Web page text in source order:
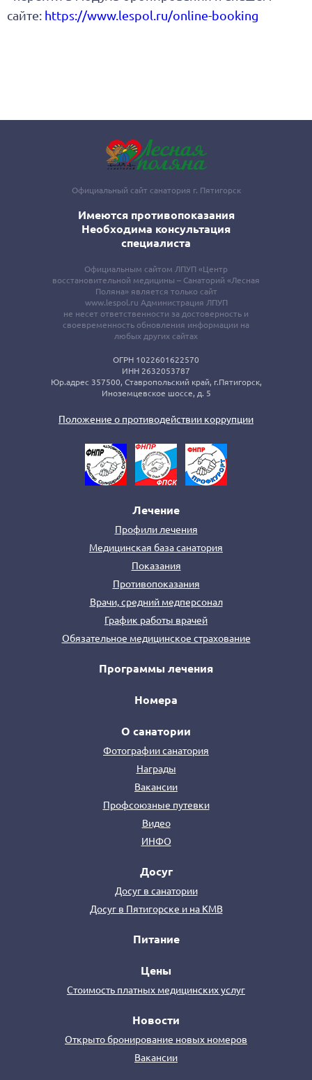
сайте: https://www.lespol.ru/online-booking
Официальный сайт санатория г. Пятигорск
Имеются противопоказания
Необходима консультация
специалиста
Официальным сайтом ЛПУП «Центр
восстановительной медицины – Санаторий «Лесная
Поляна» является только сайт
www.lespol.ru Администрация ЛПУП
не несет ответственности за достоверность и
своевременность обновления информации на
любых других сайтах
ОГРН 1022601622570
ИНН 2632053787
Юр.адрес 357500, Ставропольский край, г.Пятигорск,
Иноземцевское шоссе, д. 5
Положение о противодействии коррупции
Лечение
Профили лечения
Медицинская база санатория
Показания
Противопоказания
Врачи, средний медперсонал
График работы врачей
Обязательное медицинское страхование
Программы лечения
Номера
О санатории
Фотографии санатория
Награды
Вакансии
Профсоюзные путевки
Видео
ИНФО
Досуг
Досуг в санатории
Досуг в Пятигорске и на КМВ
Питание
Цены
Стоимость платных медицинских услуг
Новости
Открыто бронирование новых номеров
Вакансии